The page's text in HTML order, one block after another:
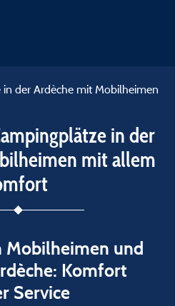
der Ardèche mit Mobilheimen
in der
mit allem
Mobilheimen und
Komfort
Service